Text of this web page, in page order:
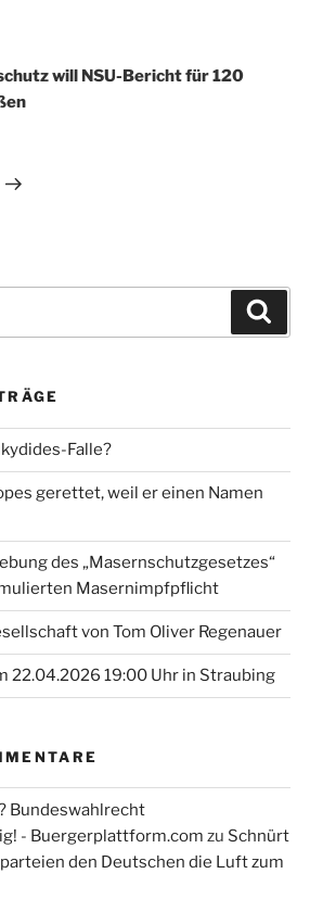
will NSU-Bericht für 120
Falle?
gerettet, weil er einen Namen
des „Masernschutzgesetzes“
Masernimpfpflicht
von Tom Oliver Regenauer
22.04.2026 19:00 Uhr in Straubing
Bundeswahlrecht
- Buergerplattform.com zu Schnürt
den Deutschen die Luft zum